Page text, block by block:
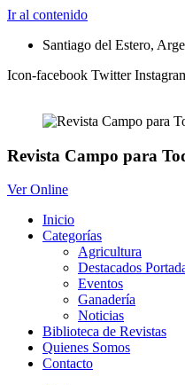
Ir al contenido
Santiago del Estero,
Icon-facebook Twitter
Revista Campo para
Ver Online
Inicio
Categorías
Agricultura
Destacados
Eventos
Ganadería
Noticias
Biblioteca de Revistas
Quienes Somos
Contacto